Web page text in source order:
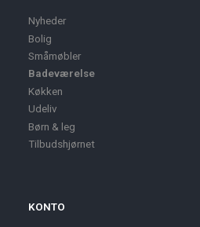
Nyheder
Bolig
Småmøbler
Badeværelse
Køkken
Udeliv
Børn & leg
Tilbudshjørnet
KONTO